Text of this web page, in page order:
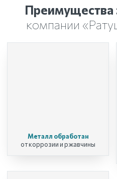
Преимущества
компании
Металл обработан
от коррозии и ржавчины